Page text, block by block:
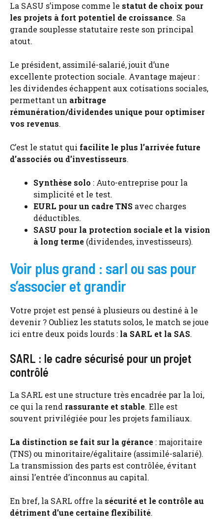
La SASU s’impose comme le statut de choix pour
les projets à fort potentiel de croissance. Sa
grande souplesse statutaire reste son principal
atout.
Le président, assimilé-salarié, jouit d’une
excellente protection sociale. Avantage majeur :
les dividendes échappent aux cotisations sociales,
permettant un arbitrage
rémunération/dividendes unique pour optimiser
vos revenus.
C’est le statut qui facilite le plus l’arrivée future
d’associés ou d’investisseurs.
Synthèse solo : Auto-entreprise pour la
simplicité et le test.
EURL pour un cadre TNS avec charges
déductibles.
SASU pour la protection sociale et la vision
à long terme (dividendes, investisseurs).
Voir plus grand : sarl ou sas pour
s’associer et grandir
Votre projet est pensé à plusieurs ou destiné à le
devenir ? Oubliez les statuts solos, le match se joue
ici entre deux poids lourds : la SARL et la SAS.
SARL : le cadre sécurisé pour un projet
contrôlé
La SARL est une structure très encadrée par la loi,
ce qui la rend rassurante et stable. Elle est
souvent privilégiée pour les projets familiaux.
La distinction se fait sur la gérance : majoritaire
(TNS) ou minoritaire/égalitaire (assimilé-salarié).
La transmission des parts est contrôlée, évitant
ainsi l’entrée d’inconnus au capital.
En bref, la SARL offre la sécurité et le contrôle au
détriment d’une certaine flexibilité.